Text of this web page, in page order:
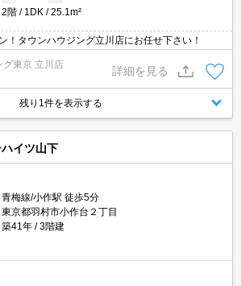
2階
1DK 25.1m²
！タウンハウジング立川店にお任せ下さい！
グ東京 立川店
詳細を見る
残り1件を表示する
イツ山下
青梅線/小作駅 徒歩5分
東京都羽村市小作台２丁目
築41年
3階建